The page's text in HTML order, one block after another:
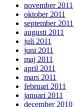
november 2011
oktober 2011
september 2011
augusti 2011
juli 2011
juni 2011
maj 2011
april 2011
mars 2011
februari 2011
januari 2011
december 2010